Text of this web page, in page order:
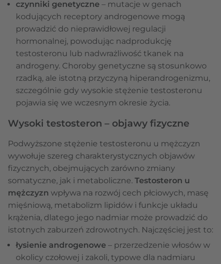
czynniki genetyczne – mutacje w genach
kodujących receptory androgenowe mogą
prowadzić do nieprawidłowej regulacji
hormonalnej, powodując nadprodukcję
testosteronu lub nadwrażliwość tkanek na
androgeny. Choroby genetyczne są stosunkowo
rzadką, ale istotną przyczyną hiperandrogenizmu,
szczególnie gdy wysokie stężenie testosteronu
pojawia się we wczesnym okresie życia.
Wysoki testosteron – objawy fizyczne
Podwyższone stężenie testosteronu u mężczyzn
wywołuje szereg charakterystycznych objawów
fizycznych, obejmujących zarówno zmiany
somatyczne, jak i metaboliczne. Testosteron u
mężczyzn wpływa na rozwój cech płciowych, masę
mięśniową, metabolizm lipidów i funkcje układu
krążenia, dlatego jego nadmiar może prowadzić do
istotnych zaburzeń zdrowotnych. Najczęściej jest to:
łysienie androgenowe – przerzedzenie włosów w
okolicy czołowej i zakoli, typowe dla nadmiaru